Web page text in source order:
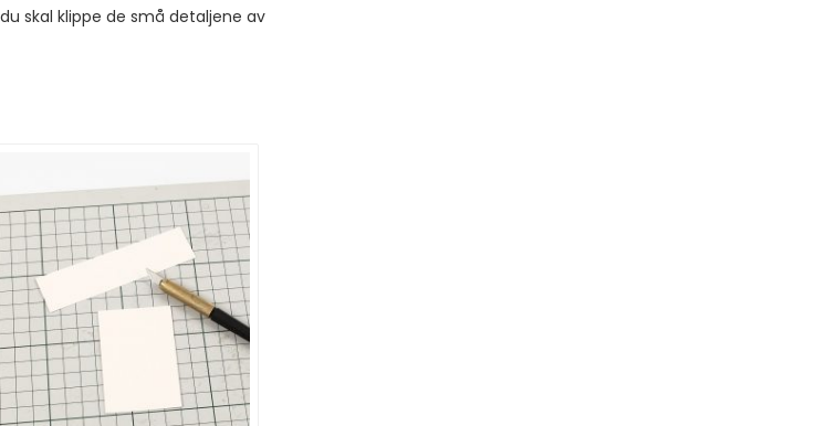
skal klippe de små detaljene av